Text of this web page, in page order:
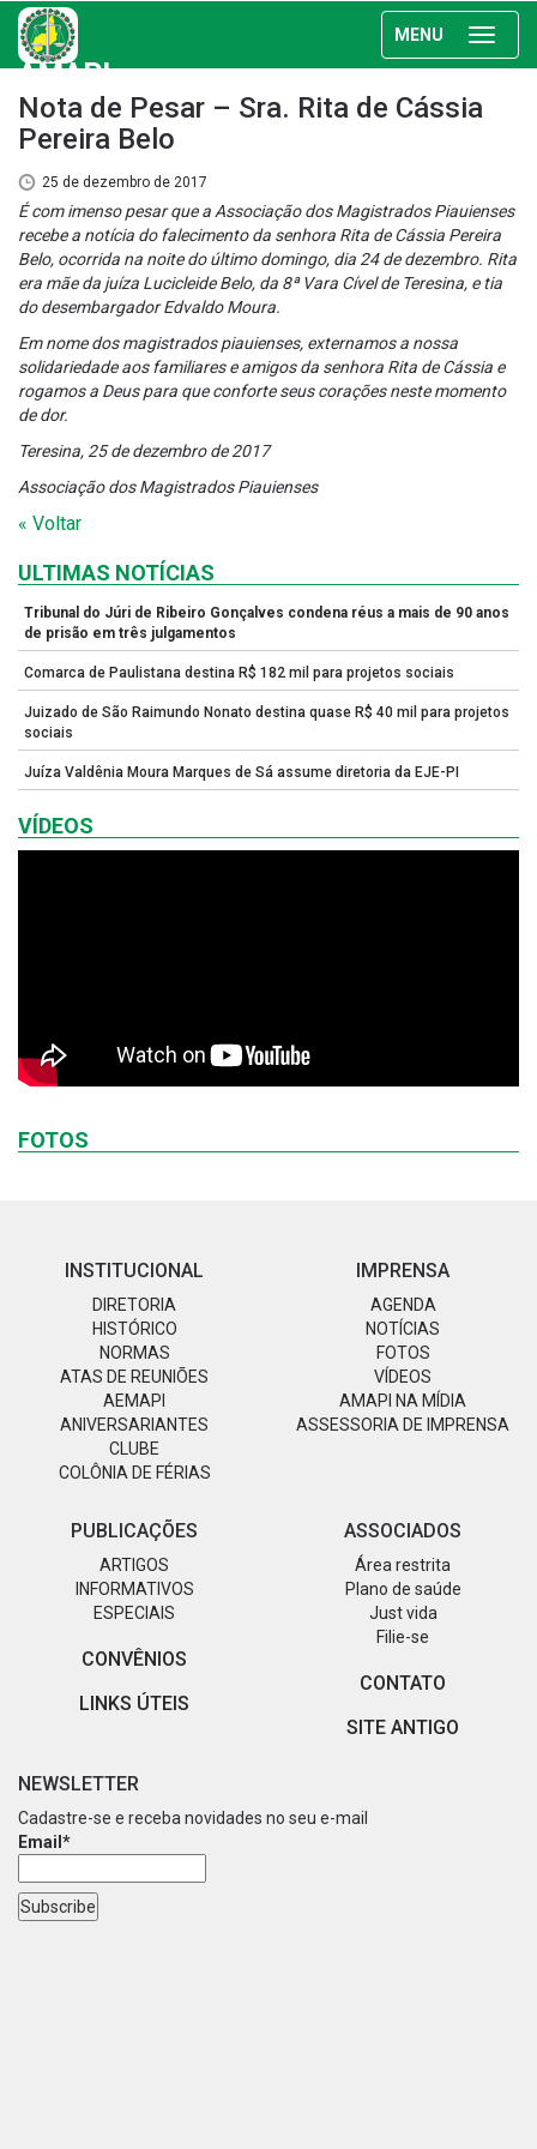
MENU
AMAPI
Nota de Pesar – Sra. Rita de Cássia
Pereira Belo
25 de dezembro de 2017
É com imenso pesar que a Associação dos Magistrados Piauienses
recebe a notícia do falecimento da senhora Rita de Cássia Pereira
Belo, ocorrida na noite do último domingo, dia 24 de dezembro. Rita
era mãe da juíza Lucicleide Belo, da 8ª Vara Cível de Teresina, e tia
do desembargador Edvaldo Moura.
Em nome dos magistrados piauienses, externamos a nossa
solidariedade aos familiares e amigos da senhora Rita de Cássia e
rogamos a Deus para que conforte seus corações neste momento
de dor.
Teresina, 25 de dezembro de 2017
Associação dos Magistrados Piauienses
« Voltar
ULTIMAS NOTÍCIAS
Tribunal do Júri de Ribeiro Gonçalves condena réus a mais de 90 anos
de prisão em três julgamentos
Comarca de Paulistana destina R$ 182 mil para projetos sociais
Juizado de São Raimundo Nonato destina quase R$ 40 mil para projetos
sociais
Juíza Valdênia Moura Marques de Sá assume diretoria da EJE-PI
VÍDEOS
FOTOS
INSTITUCIONAL
DIRETORIA
HISTÓRICO
NORMAS
ATAS DE REUNIÕES
AEMAPI
ANIVERSARIANTES
CLUBE
COLÔNIA DE FÉRIAS
IMPRENSA
AGENDA
NOTÍCIAS
FOTOS
VÍDEOS
AMAPI NA MÍDIA
ASSESSORIA DE IMPRENSA
PUBLICAÇÕES
ARTIGOS
INFORMATIVOS
ESPECIAIS
CONVÊNIOS
LINKS ÚTEIS
ASSOCIADOS
Área restrita
Plano de saúde
Just vida
Filie-se
CONTATO
SITE ANTIGO
NEWSLETTER
Cadastre-se e receba novidades no seu e-mail
Email*